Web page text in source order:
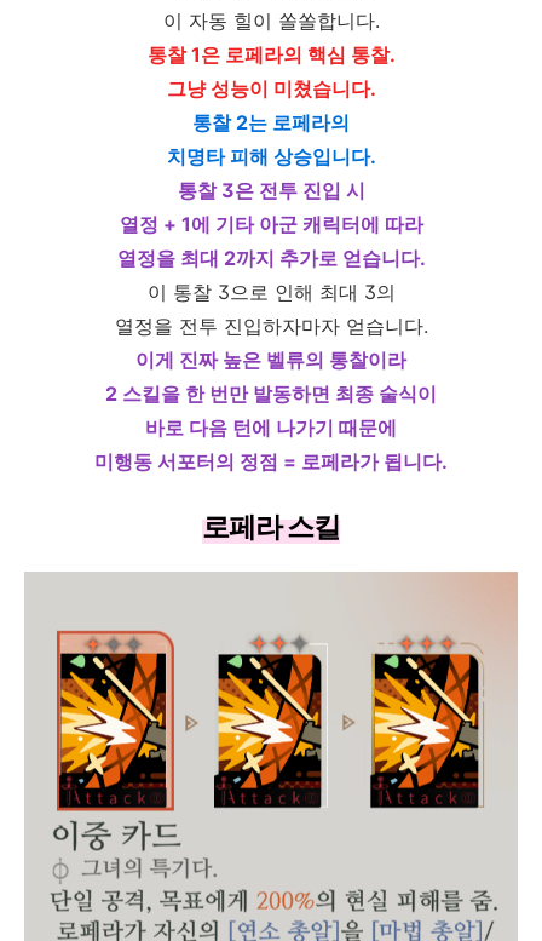
이 자동 힐이 쏠쏠합니다.
통찰 1은 로페라의 핵심 통찰.
그냥 성능이 미쳤습니다.
통찰 2는 로페라의
치명타 피해 상승입니다.
통찰 3은 전투 진입 시
열정 + 1에 기타 아군 캐릭터에 따라
열정을 최대 2까지 추가로 얻습니다.
이 통찰 3으로 인해 최대 3의
열정을 전투 진입하자마자 얻습니다.
이게 진짜 높은 벨류의 통찰이라
2 스킬을 한 번만 발동하면 최종 술식이
바로 다음 턴에 나가기 때문에
미행동 서포터의 정점 = 로페라가 됩니다.
로페라 스킬